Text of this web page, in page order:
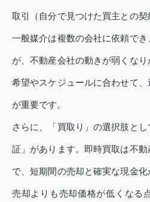
取引（自分で見つけた買主との契
一般媒介は複数の会社に依頼で
が、不動産会社の動きが弱くな
希望やスケジュールに合わせて
が重要です。
さらに、「買取り」の選択肢と
証」があります。即時買取は不
で、短期間の売却と確実な現金
売却よりも売却価格が低くなる